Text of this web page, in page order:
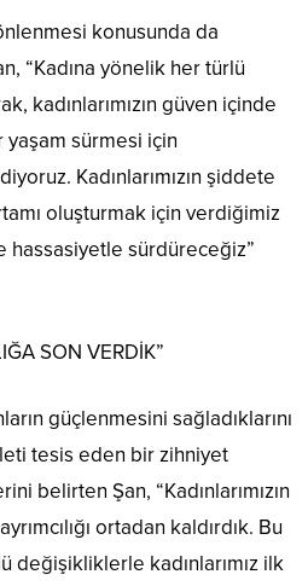
konusunda da
“Kadına yönelik her türlü
kadınlarımızın güven içinde
yaşam sürmesi için
Kadınlarımızın şiddete
oluşturmak için verdiğimiz
hassasiyetle sürdüreceğiz”
SON VERDİK”
güçlenmesini sağladıklarını
tesis eden bir zihniyet
belirten Şan, “Kadınlarımızın
ortadan kaldırdık. Bu
kadınlarımız ilk